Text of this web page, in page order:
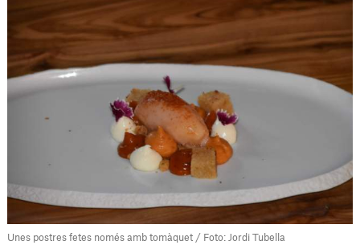
Unes postres fetes només amb tomàquet / Foto: Jordi Tubella